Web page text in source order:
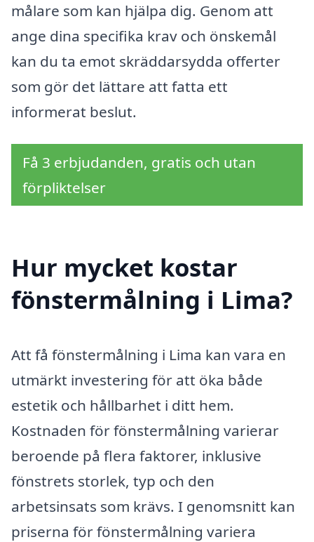
målare som kan hjälpa dig. Genom att
ange dina specifika krav och önskemål
kan du ta emot skräddarsydda offerter
som gör det lättare att fatta ett
informerat beslut.
Få 3 erbjudanden, gratis och utan
förpliktelser
Hur mycket kostar
fönstermålning i Lima?
Att få fönstermålning i Lima kan vara en
utmärkt investering för att öka både
estetik och hållbarhet i ditt hem.
Kostnaden för fönstermålning varierar
beroende på flera faktorer, inklusive
fönstrets storlek, typ och den
arbetsinsats som krävs. I genomsnitt kan
priserna för fönstermålning variera